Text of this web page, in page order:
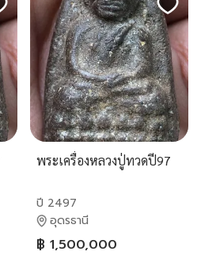
พระเครื่องหลวงปู่ทวดปี97
ปี 2497
อุดรธานี
฿ 1,500,000